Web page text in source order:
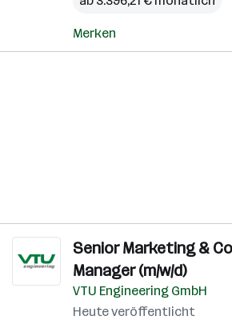
Merken
Senior Marketing &
Manager (m/w/d)
VTU Engineering GmbH
Heute veröffentlicht